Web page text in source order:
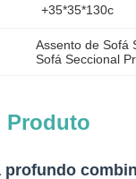
+35*35*130c
Assento de Sofá
Sofá Seccional
Produto